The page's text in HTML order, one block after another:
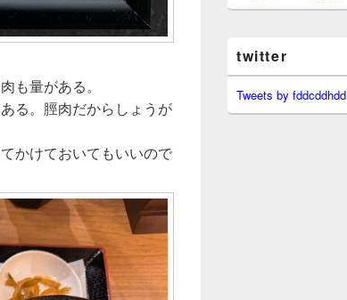
も量がある。
る。脛肉だからしょうが
かけておいてもいいので
twitter
Tweets by fddcddhdd